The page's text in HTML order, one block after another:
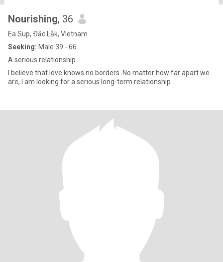
Nourishing, 36
Ea Sup, Ðắc Lắk, Vietnam
Seeking: Male 39 - 66
A serious relationship
I believe that love knows no borders. No matter how far apart we
are, I am looking for a serious long-term relationship